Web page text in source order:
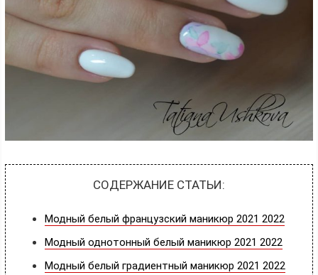
СОДЕРЖАНИЕ СТАТЬИ:
Модный белый французский маникюр 2021 2022
Модный однотонный белый маникюр 2021 2022
Модный белый градиентный маникюр 2021 2022